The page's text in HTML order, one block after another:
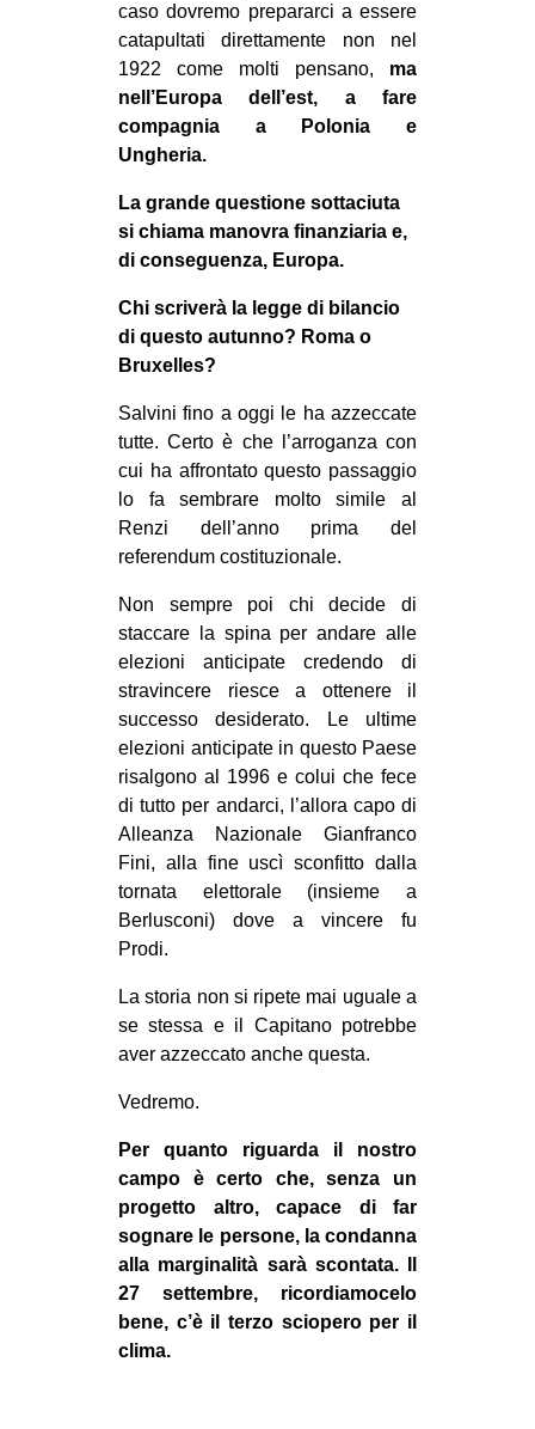
caso dovremo prepararci a essere
catapultati direttamente non nel
1922 come molti pensano, ma
nell’Europa dell’est, a fare
compagnia a Polonia e
Ungheria.
La grande questione sottaciuta
si chiama manovra finanziaria e,
di conseguenza, Europa.
Chi scriverà la legge di bilancio
di questo autunno? Roma o
Bruxelles?
Salvini fino a oggi le ha azzeccate
tutte. Certo è che l’arroganza con
cui ha affrontato questo passaggio
lo fa sembrare molto simile al
Renzi dell’anno prima del
referendum costituzionale.
Non sempre poi chi decide di
staccare la spina per andare alle
elezioni anticipate credendo di
stravincere riesce a ottenere il
successo desiderato. Le ultime
elezioni anticipate in questo Paese
risalgono al 1996 e colui che fece
di tutto per andarci, l’allora capo di
Alleanza Nazionale Gianfranco
Fini, alla fine uscì sconfitto dalla
tornata elettorale (insieme a
Berlusconi) dove a vincere fu
Prodi.
La storia non si ripete mai uguale a
se stessa e il Capitano potrebbe
aver azzeccato anche questa.
Vedremo.
Per quanto riguarda il nostro
campo è certo che, senza un
progetto altro, capace di far
sognare le persone, la condanna
alla marginalità sarà scontata. Il
27 settembre, ricordiamocelo
bene, c’è il terzo sciopero per il
clima.